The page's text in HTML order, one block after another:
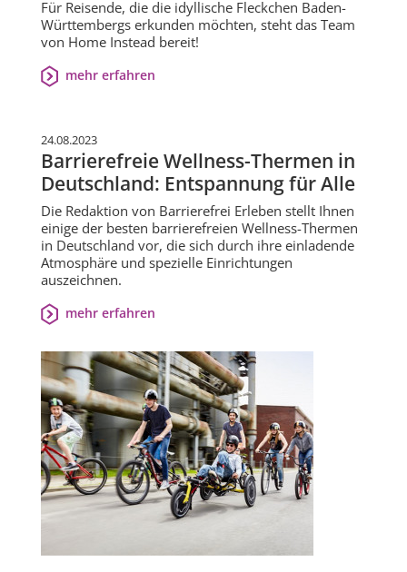
Für Reisende, die die idyllische Fleckchen Baden-
Württembergs erkunden möchten, steht das Team
von Home Instead bereit!
mehr erfahren
24.08.2023
Barrierefreie Wellness-Thermen in
Deutschland: Entspannung für Alle
Die Redaktion von Barrierefrei Erleben stellt Ihnen
einige der besten barrierefreien Wellness-Thermen
in Deutschland vor, die sich durch ihre einladende
Atmosphäre und spezielle Einrichtungen
auszeichnen.
mehr erfahren